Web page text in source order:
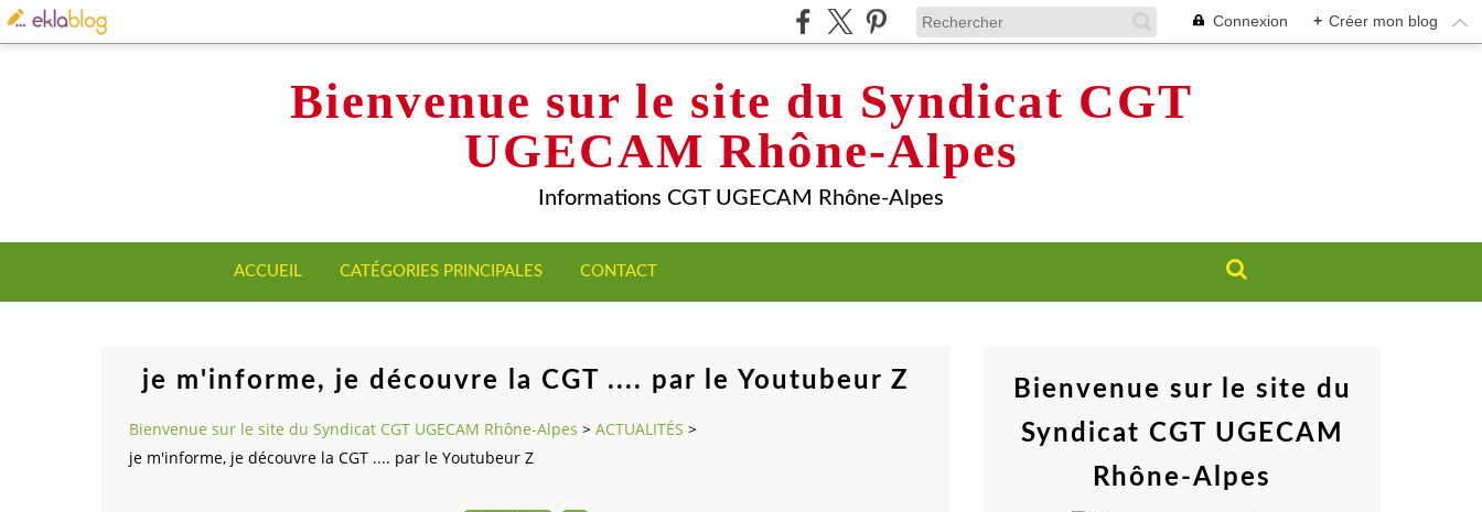
Connexion + Créer mon blog
Bienvenue sur le site du Syndicat CGT
UGECAM Rhône-Alpes
Informations CGT UGECAM Rhône-Alpes
ACCUEIL CATÉGORIES PRINCIPALES CONTACT
je m'informe, je découvre la CGT .... par le Youtubeur Z
Bienvenue sur le site du Syndicat CGT UGECAM Rhône-Alpes > ACTUALITÉS >
je m'informe, je découvre la CGT .... par le Youtubeur Z
Bienvenue sur le site du
Syndicat CGT UGECAM
Rhône-Alpes